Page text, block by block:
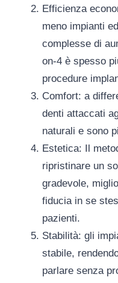
Efficienza
meno impianti
complesse di
on-4 è spesso
procedure
Comfort: a
denti attaccati
naturali e sono
Estetica: Il
ripristinare un
gradevole,
fiducia in se
pazienti.
Stabilità: gli
stabile,
parlare senza